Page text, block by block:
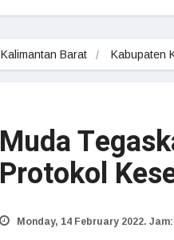
Kalimantan Barat Kabupaten
Muda
Protokol
Monday, 14 February 2022.